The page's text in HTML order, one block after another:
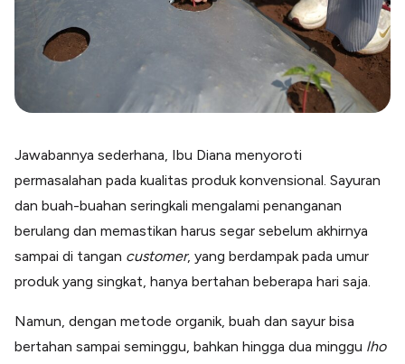
Jawabannya sederhana, Ibu Diana menyoroti
permasalahan pada kualitas produk konvensional. Sayuran
dan buah-buahan seringkali mengalami penanganan
berulang dan memastikan harus segar sebelum akhirnya
sampai di tangan customer, yang berdampak pada umur
produk yang singkat, hanya bertahan beberapa hari saja.
Namun, dengan metode organik, buah dan sayur bisa
bertahan sampai seminggu, bahkan hingga dua minggu lho